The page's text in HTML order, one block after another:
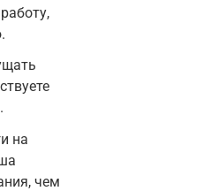
на
чем